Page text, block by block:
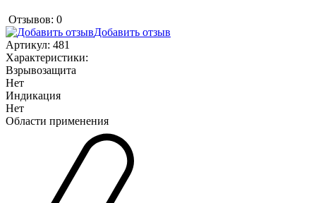
Отзывов: 0
Добавить отзыв
Артикул: 481
Характеристики:
Взрывозащита
Нет
Индикация
Нет
Области применения